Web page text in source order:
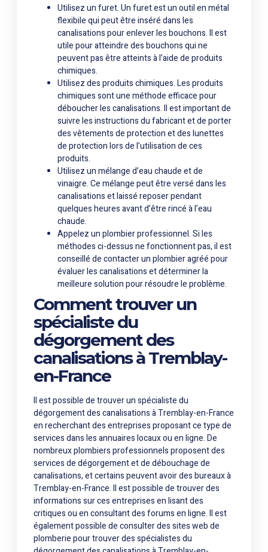
Utilisez un furet. Un furet est un outil en métal
flexibile qui peut être inséré dans les
canalisations pour enlever les bouchons. Il est
utile pour atteindre des bouchons qui ne
peuvent pas être atteints à l’aide de produits
chimiques.
Utilisez des produits chimiques. Les produits
chimiques sont une méthode efficace pour
déboucher les canalisations. Il est important de
suivre les instructions du fabricant et de porter
des vêtements de protection et des lunettes
de protection lors de l’utilisation de ces
produits.
Utilisez un mélange d’eau chaude et de
vinaigre. Ce mélange peut être versé dans les
canalisations et laissé reposer pendant
quelques heures avant d’être rincé à l’eau
chaude.
Appelez un plombier professionnel. Si les
méthodes ci-dessus ne fonctionnent pas, il est
conseillé de contacter un plombier agréé pour
évaluer les canalisations et déterminer la
meilleure solution pour résoudre le problème.
Comment trouver un
spécialiste du
dégorgement des
canalisations à Tremblay-
en-France
Il est possible de trouver un spécialiste du
dégorgement des canalisations à Tremblay-en-France
en recherchant des entreprises proposant ce type de
services dans les annuaires locaux ou en ligne. De
nombreux plombiers professionnels proposent des
services de dégorgement et de débouchage de
canalisations, et certains peuvent avoir des bureaux à
Tremblay-en-France. Il est possible de trouver des
informations sur ces entreprises en lisant des
critiques ou en consultant des forums en ligne. Il est
également possible de consulter des sites web de
plomberie pour trouver des spécialistes du